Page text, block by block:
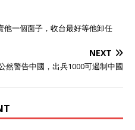
一個面子，收台最好等他卸任
NEXT
然警告中國，出兵1000可遏制中國